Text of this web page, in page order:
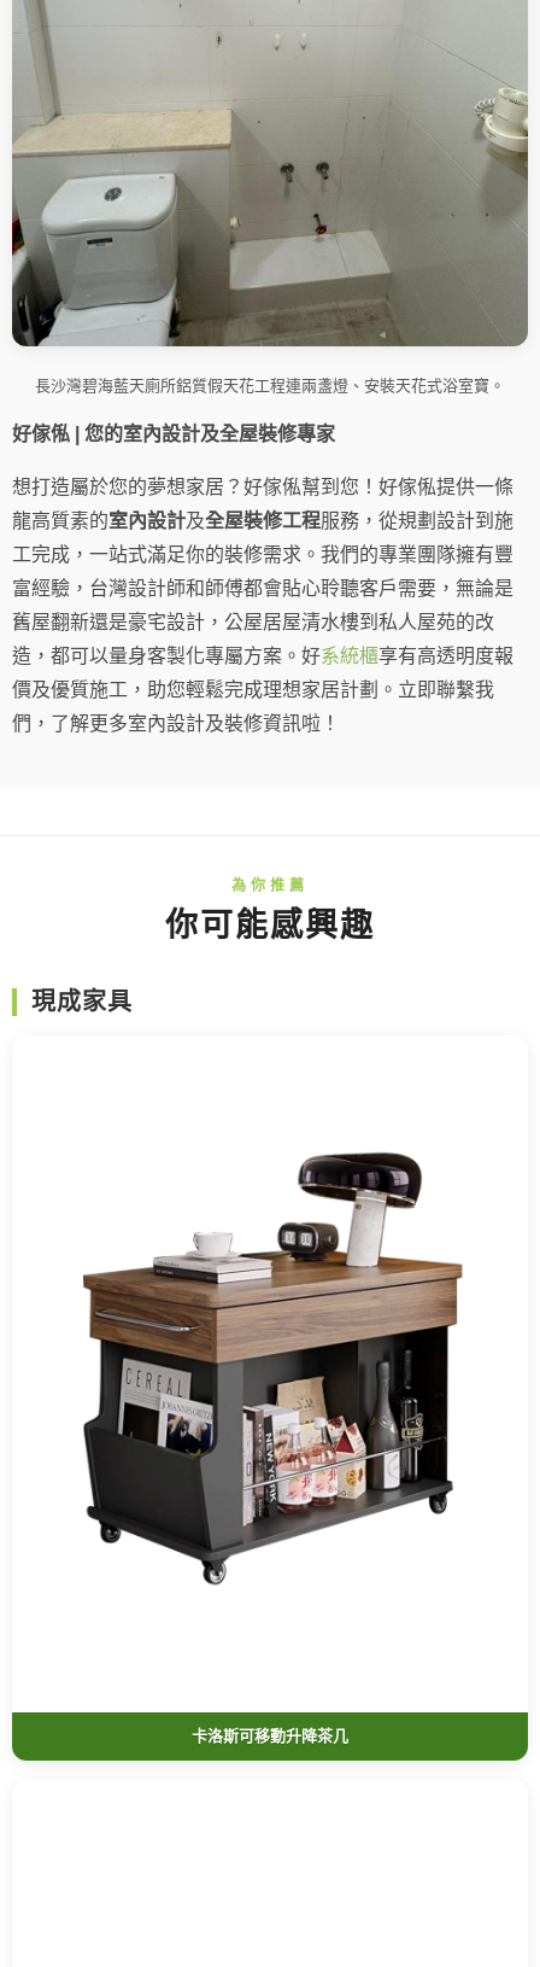
長沙灣碧海藍天廁所鋁質假天花工程連兩盞燈、安裝天花式浴室寶。
好傢俬 | 您的室內設計及全屋裝修專家
想打造屬於您的夢想家居？好傢俬幫到您！好傢俬提供一條
龍高質素的室內設計及全屋裝修工程服務，從規劃設計到施
工完成，一站式滿足你的裝修需求。我們的專業團隊擁有豐
富經驗，台灣設計師和師傅都會貼心聆聽客戶需要，無論是
舊屋翻新還是豪宅設計，公屋居屋清水樓到私人屋苑的改
造，都可以量身客製化專屬方案。好系統櫃享有高透明度報
價及優質施工，助您輕鬆完成理想家居計劃。立即聯繫我
們，了解更多室內設計及裝修資訊啦！
你可能感興趣
現成家具
卡洛斯可移動升降茶几